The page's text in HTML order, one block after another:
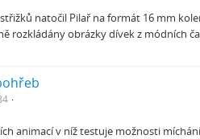
natočil Pilař na formát 16 mm
rozkládány obrázky dívek z módních
animací v níž testuje možnosti